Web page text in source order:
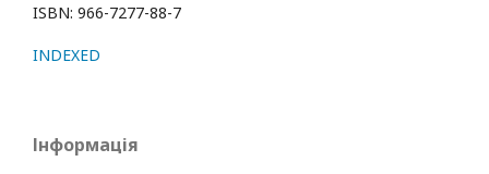
ISBN: 966-7277-88-7
INDEXED
Інформація